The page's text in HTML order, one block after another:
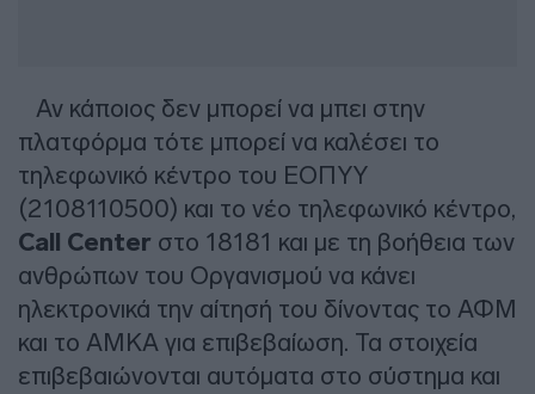
Αν κάποιος δεν μπορεί να μπει στην
πλατφόρμα τότε μπορεί να καλέσει το
τηλεφωνικό κέντρο του ΕΟΠΥΥ
(2108110500) και το νέο τηλεφωνικό κέντρο,
Call Center στο 18181 και με τη βοήθεια των
ανθρώπων του Οργανισμού να κάνει
ηλεκτρονικά την αίτησή του δίνοντας το ΑΦΜ
και το ΑΜΚΑ για επιβεβαίωση. Τα στοιχεία
επιβεβαιώνονται αυτόματα στο σύστημα και